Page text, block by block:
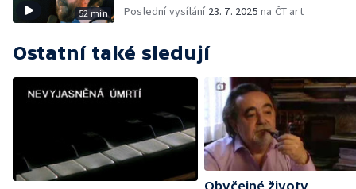
52 min
Poslední vysílání 23. 7. 2025 na ČT art
Ostatní také sledují
Obyčejné životy